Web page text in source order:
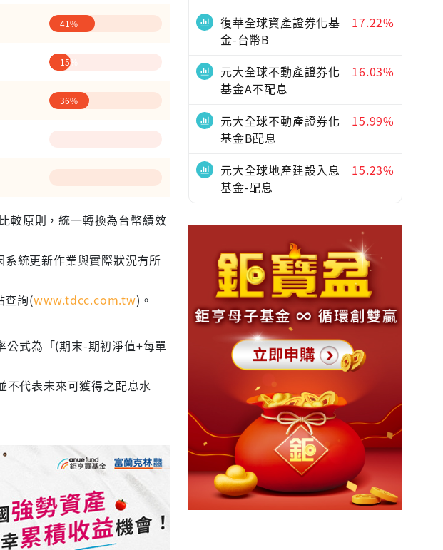
41%
15%
36%
較原則，統一轉換為台幣績效
統更新作業與實際狀況有所
查詢(www.tdcc.com.tw)。
式為「(期末-期初淨值+每單
不代表未來可獲得之配息水
復華全球資產證券化基
金-台幣B
17.22%
元大全球不動產證券化
基金A不配息
16.03%
元大全球不動產證券化
基金B配息
15.99%
元大全球地產建設入息
基金-配息
15.23%